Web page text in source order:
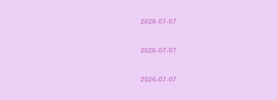
2026-07-07
2026-07-07
2026-07-07